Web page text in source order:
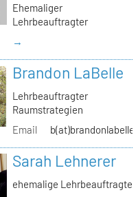
Ehemaliger
Lehrbeauftragter
→
Brandon LaBelle
Lehrbeauftragter
Raumstrategien
Email
Sarah Lehnerer
ehemalige Lehrbeauftragte